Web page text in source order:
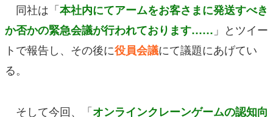
同社は「本社内にてアームをお客さまに発送すべき
か否かの緊急会議が行われております…… 」とツイー
トで報告し、その後に役員会議にて議題にあげてい
る。
そして今回、「オンラインクレーンゲームの認知向